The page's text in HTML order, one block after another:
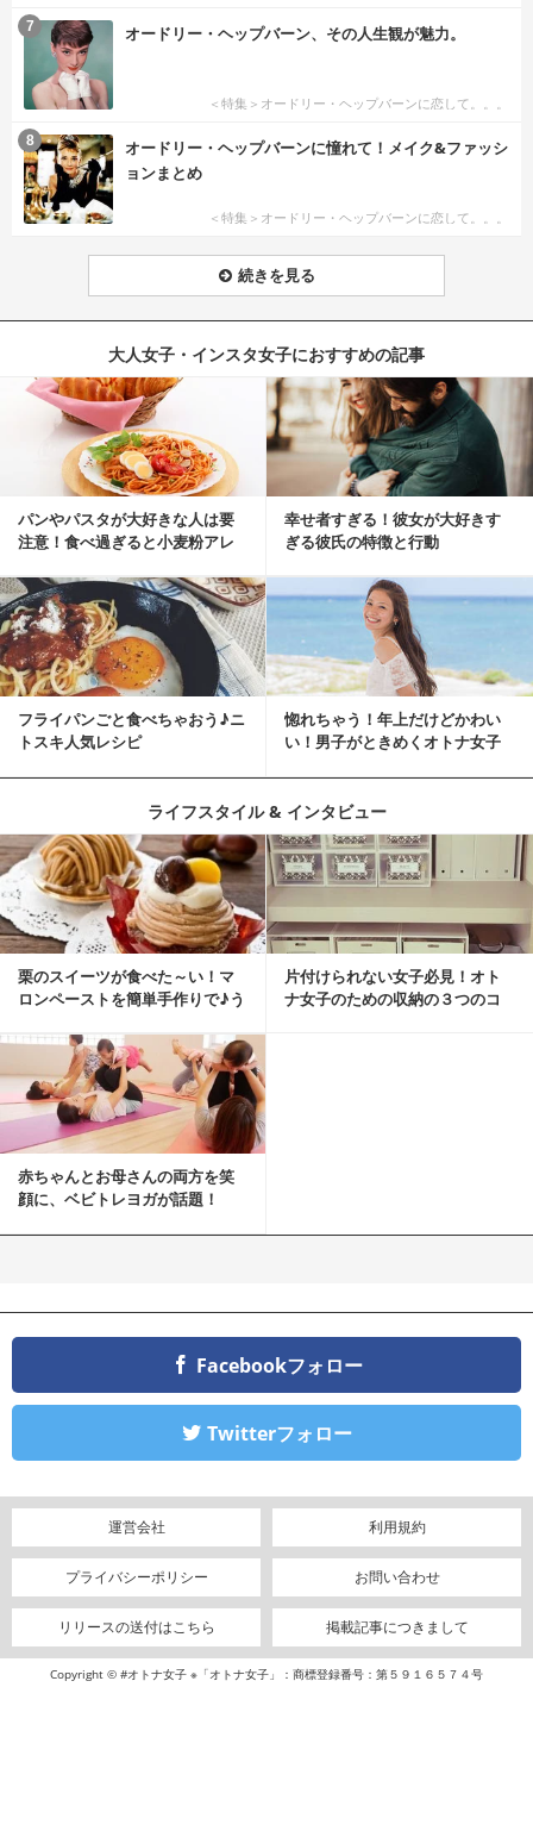
オードリー・ヘップバーン、その人生観が魅力。
＜特集＞オードリー・ヘップバーンに恋して。。。
7
オードリー・ヘップバーンに憧れて！メイク&ファッシ
ョンまとめ
＜特集＞オードリー・ヘップバーンに恋して。。。
8
続きを見る
大人女子・インスタ女子におすすめの記事
パンやパスタが大好きな人は要
注意！食べ過ぎると小麦粉アレ
幸せ者すぎる！彼女が大好きす
ぎる彼氏の特徴と行動
フライパンごと食べちゃおう♪ニ
トスキ人気レシピ
惚れちゃう！年上だけどかわい
い！男子がときめくオトナ女子
ライフスタイル & インタビュー
栗のスイーツが食べた～い！マ
ロンペーストを簡単手作りで♪う
片付けられない女子必見！オト
ナ女子のための収納の３つのコ
赤ちゃんとお母さんの両方を笑
顔に、ベビトレヨガが話題！
Facebookフォロー
Twitterフォロー
運営会社 利用規約
プライバシーポリシー お問い合わせ
リリースの送付はこちら 掲載記事につきまして
Copyright © #オトナ女子 ※「オトナ女子」：商標登録番号：第５９１６５７４号